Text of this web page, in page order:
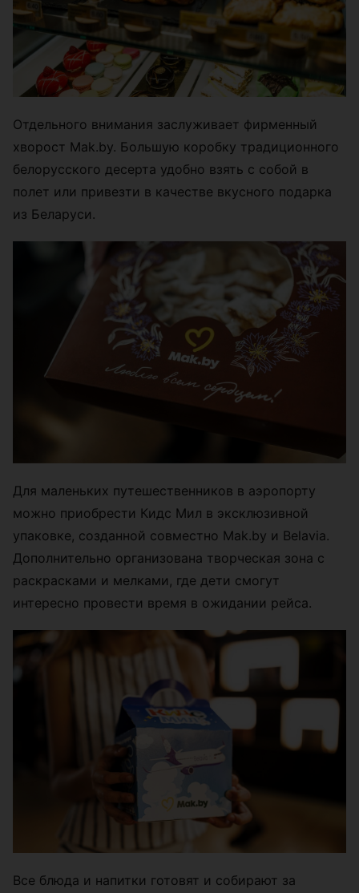
Отдельного внимания заслуживает фирменный
хворост Mak.by. Большую коробку традиционного
белорусского десерта удобно взять с собой в
полет или привезти в качестве вкусного подарка
из Беларуси.
Для маленьких путешественников в аэропорту
можно приобрести Кидс Мил в эксклюзивной
упаковке, созданной совместно Mak.by и Belavia.
Дополнительно организована творческая зона с
раскрасками и мелками, где дети смогут
интересно провести время в ожидании рейса.
Все блюда и напитки готовят и собирают за